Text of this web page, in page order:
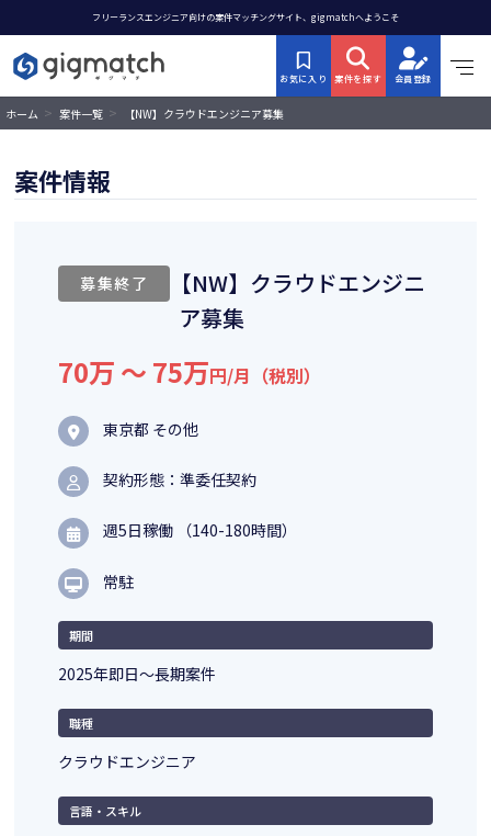
フリーランスエンジニア向けの案件マッチングサイト、gigmatchへようこそ
お気に入り 案件を探す 会員登録
ホーム > 案件一覧 > 【NW】クラウドエンジニア募集
案件情報
募集終了
【NW】クラウドエンジニ
ア募集
70万 〜 75万円/月（税別）
東京都 その他
契約形態：準委任契約
週5日稼働 （140-180時間）
常駐
期間
2025年即日～長期案件
職種
クラウドエンジニア
言語・スキル